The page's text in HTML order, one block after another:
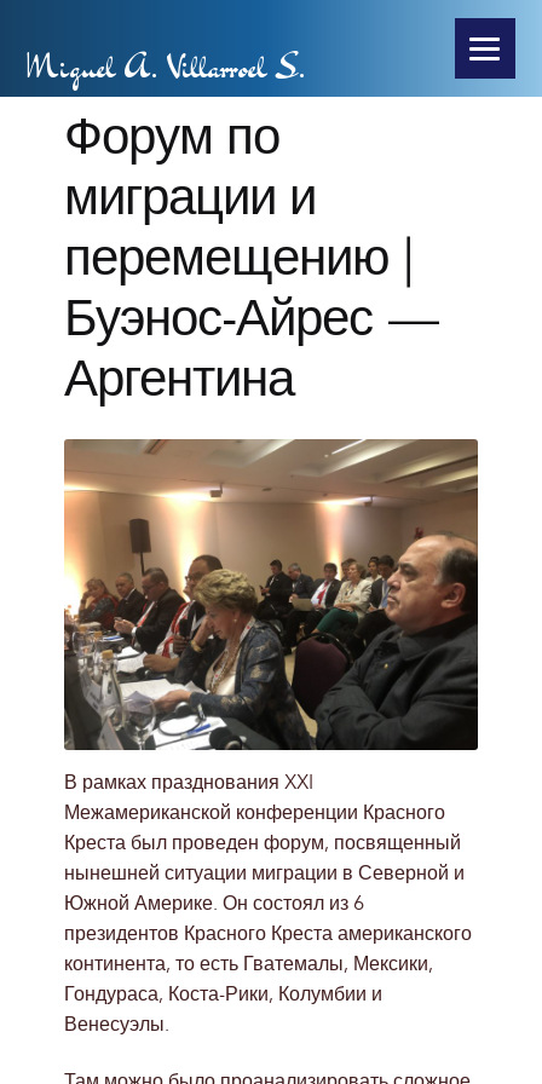
Miguel A. Villarroel S.
Форум по
миграции и
перемещению |
Буэнос-Айрес —
Аргентина
В рамках празднования XXI
Межамериканской конференции Красного
Креста был проведен форум, посвященный
нынешней ситуации миграции в Северной и
Южной Америке. Он состоял из 6
президентов Красного Креста американского
континента, то есть Гватемалы, Мексики,
Гондураса, Коста-Рики, Колумбии и
Венесуэлы.